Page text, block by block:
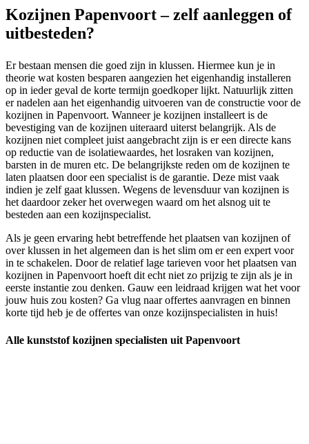
Kozijnen Papenvoort – zelf aanleggen of
uitbesteden?
Er bestaan mensen die goed zijn in klussen. Hiermee kun je in
theorie wat kosten besparen aangezien het eigenhandig installeren
op in ieder geval de korte termijn goedkoper lijkt. Natuurlijk zitten
er nadelen aan het eigenhandig uitvoeren van de constructie voor de
kozijnen in Papenvoort. Wanneer je kozijnen installeert is de
bevestiging van de kozijnen uiteraard uiterst belangrijk. Als de
kozijnen niet compleet juist aangebracht zijn is er een directe kans
op reductie van de isolatiewaardes, het losraken van kozijnen,
barsten in de muren etc. De belangrijkste reden om de kozijnen te
laten plaatsen door een specialist is de garantie. Deze mist vaak
indien je zelf gaat klussen. Wegens de levensduur van kozijnen is
het daardoor zeker het overwegen waard om het alsnog uit te
besteden aan een kozijnspecialist.
Als je geen ervaring hebt betreffende het plaatsen van kozijnen of
over klussen in het algemeen dan is het slim om er een expert voor
in te schakelen. Door de relatief lage tarieven voor het plaatsen van
kozijnen in Papenvoort hoeft dit echt niet zo prijzig te zijn als je in
eerste instantie zou denken. Gauw een leidraad krijgen wat het voor
jouw huis zou kosten? Ga vlug naar offertes aanvragen en binnen
korte tijd heb je de offertes van onze kozijnspecialisten in huis!
Alle kunststof kozijnen specialisten uit Papenvoort